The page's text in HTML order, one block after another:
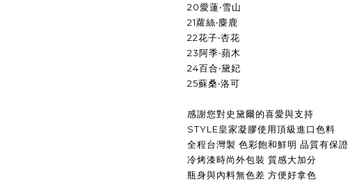
20愛蓮‧雪山
21蘿絲‧麋鹿
22花子‧杏花
23阿季‧蘋木
24百合‧黛妃
25蘇桑‧洛可
感謝您對史黛爾的喜愛與支持
STYLE皇家凝膠使用頂級進口色料
全程台灣製 色彩飽和鮮明 品質有保證
冷烤漆時尚外包裝 質感大加分
瓶身與內料無色差 方便好拿色